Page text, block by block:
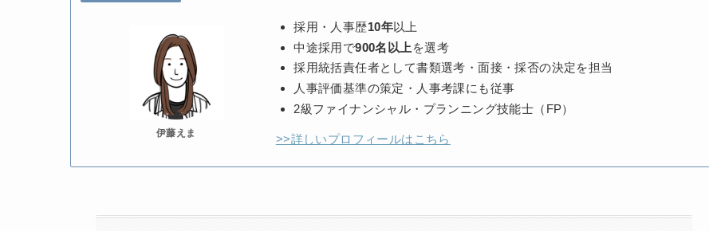
伊藤えま
採用・人事歴10年以上
中途採用で900名以上 を選考
採用統括責任者として書類選考・面接・採否の決定を担当
人事評価基準の策定・人事考課にも従事
2級ファイナンシャル・プランニング技能士（FP）
>>詳しいプロフィールはこちら